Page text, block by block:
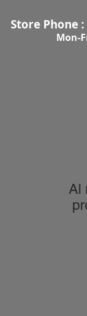
Store Phone :
Mon-
Al